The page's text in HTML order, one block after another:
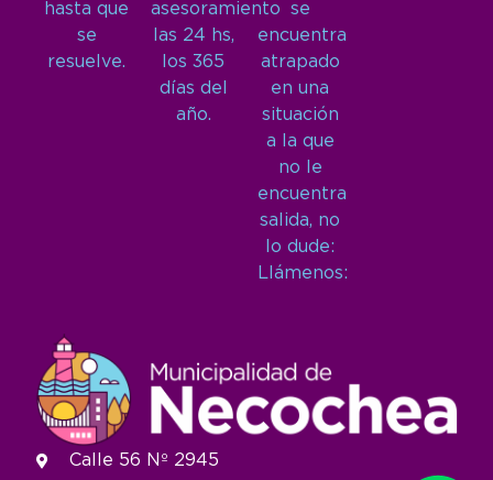
hasta que
se
resuelve.
asesoramiento
las 24 hs,
los 365
días del
año.
se
encuentra
atrapado
en una
situación
a la que
no le
encuentra
salida, no
lo dude:
Llámenos:
Calle 56 Nº 2945